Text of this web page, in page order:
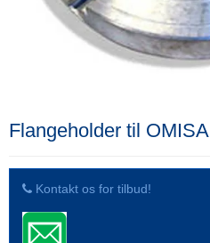
Flangeholder til
Kontakt os for tilbud!